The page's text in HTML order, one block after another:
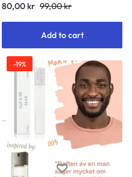
80,00kr 99,00kr
Add to cart
-19%